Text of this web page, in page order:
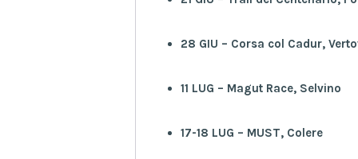
28 GIU – Corsa col Cadur,
11 LUG – Magut Race, Selvino
17-18 LUG – MUST, Colere